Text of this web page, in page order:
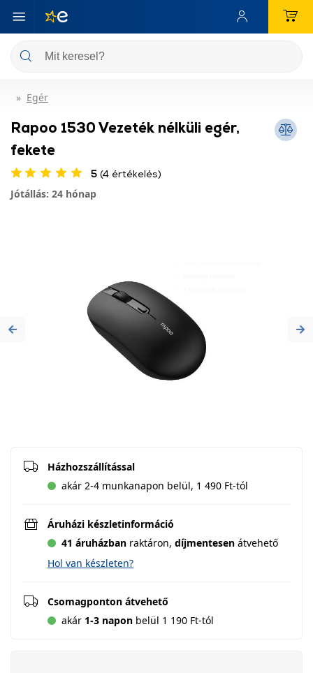
Egér
Rapoo 1530 Vezeték nélküli egér,
fekete
5 (4 értékelés)
Jótállás: 24 hónap
Previous
Házhozszállítással
akár 2-4 munkanapon belül, 1 490 Ft-tól
Áruházi készletinformáció
41 áruházban raktáron, díjmentesen átvehető
Hol van készleten?
Csomagponton átvehető
akár 1-3 napon belül 1 190 Ft-tól